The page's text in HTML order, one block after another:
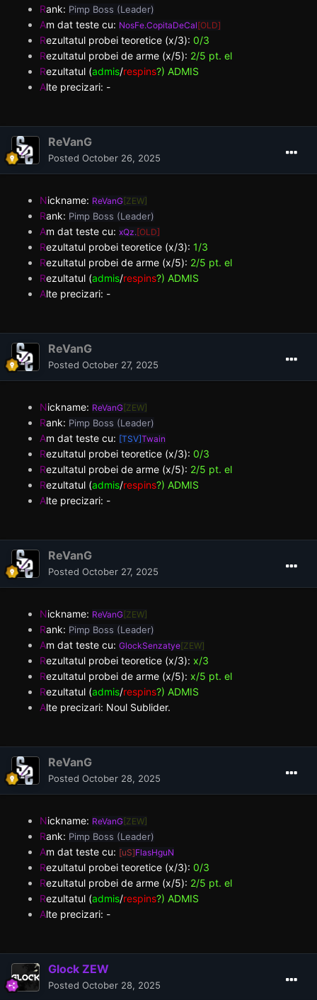
Rank: Pimp Boss (Leader)
Am dat teste cu: NosFe.CopitaDeCal[OLD]
Rezultatul probei teoretice (x/3): 0/3
Rezultatul probei de arme (x/5): 2/5 pt. el
Rezultatul (admis/respins?) ADMIS
Alte precizari: -
ReVanG
Posted October 26, 2025
Nickname: ReVanG[ZEW]
Rank: Pimp Boss (Leader)
Am dat teste cu: xQz.[OLD]
Rezultatul probei teoretice (x/3): 1/3
Rezultatul probei de arme (x/5): 2/5 pt. el
Rezultatul (admis/respins?) ADMIS
Alte precizari: -
ReVanG
Posted October 27, 2025
Nickname: ReVanG[ZEW]
Rank: Pimp Boss (Leader)
Am dat teste cu: [TSV]Twain
Rezultatul probei teoretice (x/3): 0/3
Rezultatul probei de arme (x/5): 2/5 pt. el
Rezultatul (admis/respins?) ADMIS
Alte precizari: -
ReVanG
Posted October 27, 2025
Nickname: ReVanG[ZEW]
Rank: Pimp Boss (Leader)
Am dat teste cu: GlockSenzatye[ZEW]
Rezultatul probei teoretice (x/3): x/3
Rezultatul probei de arme (x/5): x/5 pt. el
Rezultatul (admis/respins?) ADMIS
Alte precizari: Noul Sublider.
ReVanG
Posted October 28, 2025
Nickname: ReVanG[ZEW]
Rank: Pimp Boss (Leader)
Am dat teste cu: [uS]FlasHguN
Rezultatul probei teoretice (x/3): 0/3
Rezultatul probei de arme (x/5): 2/5 pt. el
Rezultatul (admis/respins?) ADMIS
Alte precizari: -
Glock ZEW
Posted October 28, 2025